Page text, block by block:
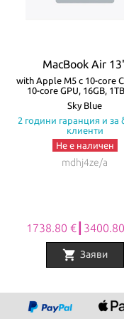
жак. Батерията на
Всички Apple продукти
стандартна
обслужване от Apple
сервизни центрове на
MacBook Air
with Apple M5 с 10-core
10-core GPU, 16GB,
Sky Blue
2 години гаранция и за
клиенти
Не е наличен
mdhj4ze/a
1738.80
shopping_cart Заяви